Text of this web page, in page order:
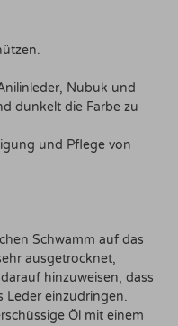
Nubuk und
dunkelt die Farbe zu
und Pflege von
Schwamm auf das
ausgetrocknet,
hinzuweisen, dass
Leder einzudringen.
Öl mit einem